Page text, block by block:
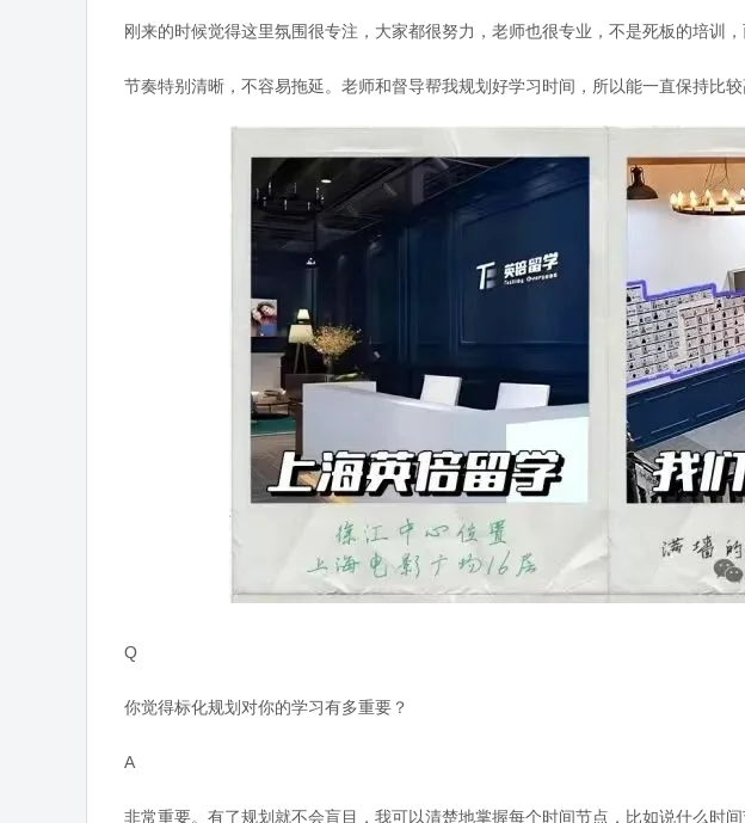
刚来的时候觉得这里氛围很专注，大家都很努力，老师也很专业，不是死板的培训，
节奏特别清晰，不容易拖延。老师和督导帮我规划好学习时间，所以能一直保持比较
Q
你觉得标化规划对你的学习有多重要？
A
非常重要。有了规划就不会盲目，我可以清楚地掌握每个时间节点，比如说什么时